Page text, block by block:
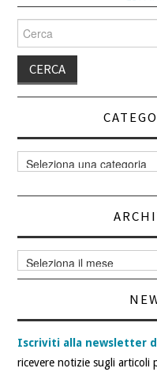
Cerca
per:
Categorie
articoli
Archivi
articoli
Iscriviti alla newsletter
ricevere notizie sugli articoli